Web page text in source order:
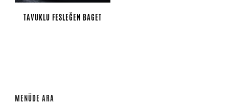
TAVUKLU FESLEĞEN BAGET
MENÜDE ARA